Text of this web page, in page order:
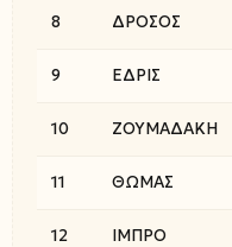
8 ΔΡΟΣΟΣ
9 ΕΔΡΙΣ
10 ΖΟΥΜΑΔΑΚΗ
11 ΘΩΜΑΣ
12 ΙΜΠΡΟ